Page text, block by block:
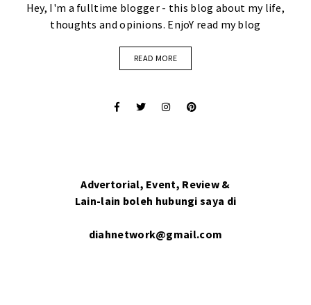
Hey, I'm a fulltime blogger - this blog about my life,
thoughts and opinions. EnjoY read my blog
READ MORE
Advertorial, Event, Review &
Lain-lain boleh hubungi saya di
diahnetwork@gmail.com